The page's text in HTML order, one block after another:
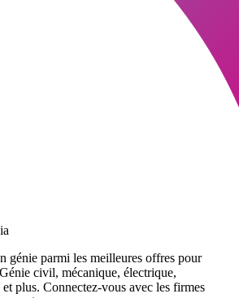
génie parmi les meilleures offres pour
civil, mécanique, électrique,
plus. Connectez-vous avec les firmes